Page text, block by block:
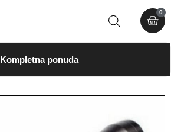
0
Kompletna ponuda